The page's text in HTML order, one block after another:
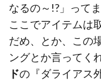
なるの～!?」って
ここでアイテムは
だめ、とか、この
ングとか言ってく
ドの『ダライアス